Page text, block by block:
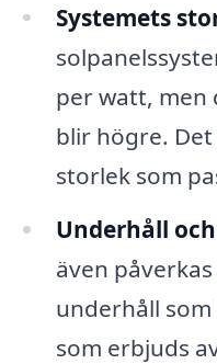
Systemets
per watt, men
blir högre.
storlek som
Underhåll
även
underhåll
som erbjuds